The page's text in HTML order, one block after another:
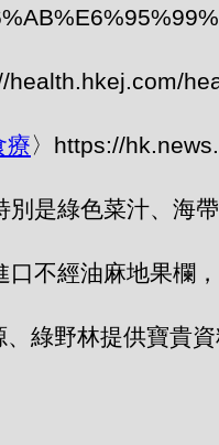
health.hkej.com/
療〉https://
別是綠色菜汁、海
口不經油麻地果欄
綠野林提供寶貴